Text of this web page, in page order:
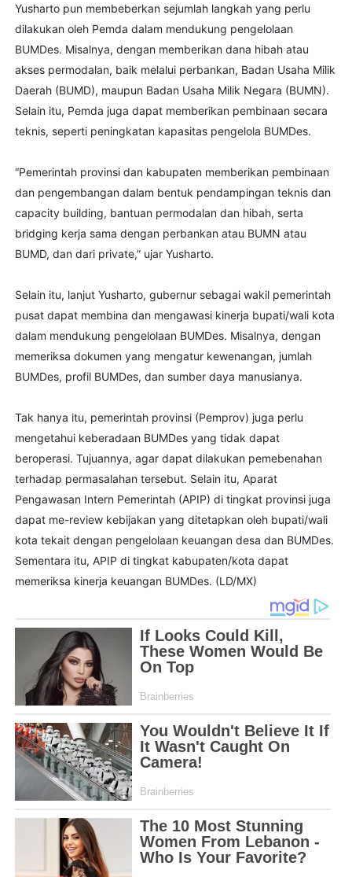
Yusharto pun membeberkan sejumlah langkah yang perlu
dilakukan oleh Pemda dalam mendukung pengelolaan
BUMDes. Misalnya, dengan memberikan dana hibah atau
akses permodalan, baik melalui perbankan, Badan Usaha Milik
Daerah (BUMD), maupun Badan Usaha Milik Negara (BUMN).
Selain itu, Pemda juga dapat memberikan pembinaan secara
teknis, seperti peningkatan kapasitas pengelola BUMDes.
“Pemerintah provinsi dan kabupaten memberikan pembinaan
dan pengembangan dalam bentuk pendampingan teknis dan
capacity building, bantuan permodalan dan hibah, serta
bridging kerja sama dengan perbankan atau BUMN atau
BUMD, dan dari private,” ujar Yusharto.
Selain itu, lanjut Yusharto, gubernur sebagai wakil pemerintah
pusat dapat membina dan mengawasi kinerja bupati/wali kota
dalam mendukung pengelolaan BUMDes. Misalnya, dengan
memeriksa dokumen yang mengatur kewenangan, jumlah
BUMDes, profil BUMDes, dan sumber daya manusianya.
Tak hanya itu, pemerintah provinsi (Pemprov) juga perlu
mengetahui keberadaan BUMDes yang tidak dapat
beroperasi. Tujuannya, agar dapat dilakukan pemebenahan
terhadap permasalahan tersebut. Selain itu, Aparat
Pengawasan Intern Pemerintah (APIP) di tingkat provinsi juga
dapat me-review kebijakan yang ditetapkan oleh bupati/wali
kota tekait dengan pengelolaan keuangan desa dan BUMDes.
Sementara itu, APIP di tingkat kabupaten/kota dapat
memeriksa kinerja keuangan BUMDes. (LD/MX)